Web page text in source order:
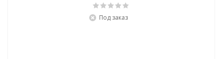
Под заказ